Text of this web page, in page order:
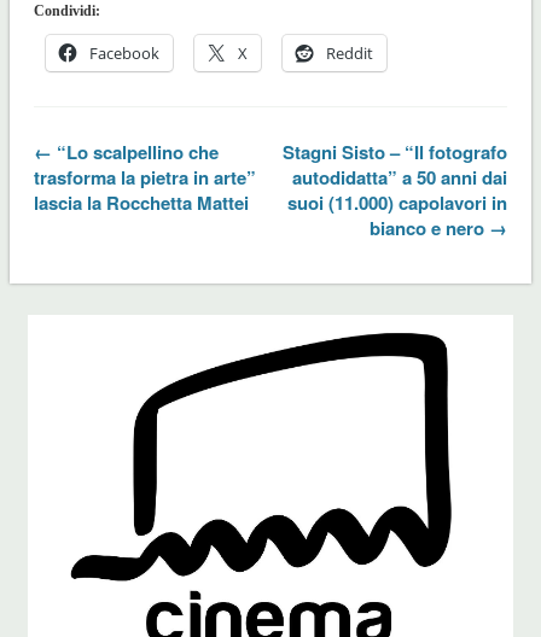
Condividi:
Facebook X Reddit
← “Lo scalpellino che
trasforma la pietra in arte”
lascia la Rocchetta Mattei
Stagni Sisto – “Il fotografo
autodidatta” a 50 anni dai
suoi (11.000) capolavori in
bianco e nero →